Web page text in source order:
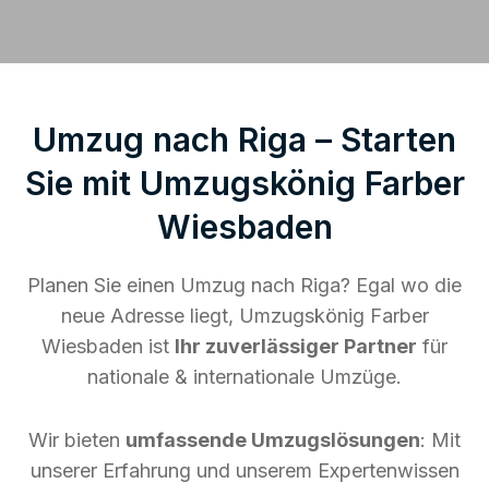
Umzug nach Riga – Starten
Sie mit Umzugskönig Farber
Wiesbaden
Planen Sie einen Umzug nach Riga? Egal wo die
neue Adresse liegt, Umzugskönig Farber
Wiesbaden ist Ihr zuverlässiger Partner für
nationale & internationale Umzüge.
Wir bieten umfassende Umzugslösungen: Mit
unserer Erfahrung und unserem Expertenwissen